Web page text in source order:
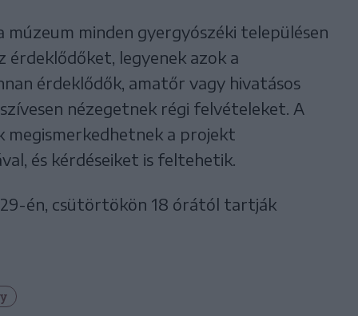
minden gyergyószéki településen
érdeklődőket, legyenek azok a
érdeklődők, amatőr vagy hivatásos
nézegetnek régi felvételeket. A
a projekt
és kérdéseiket is feltehetik.
én, csütörtökön 18 órától tartják